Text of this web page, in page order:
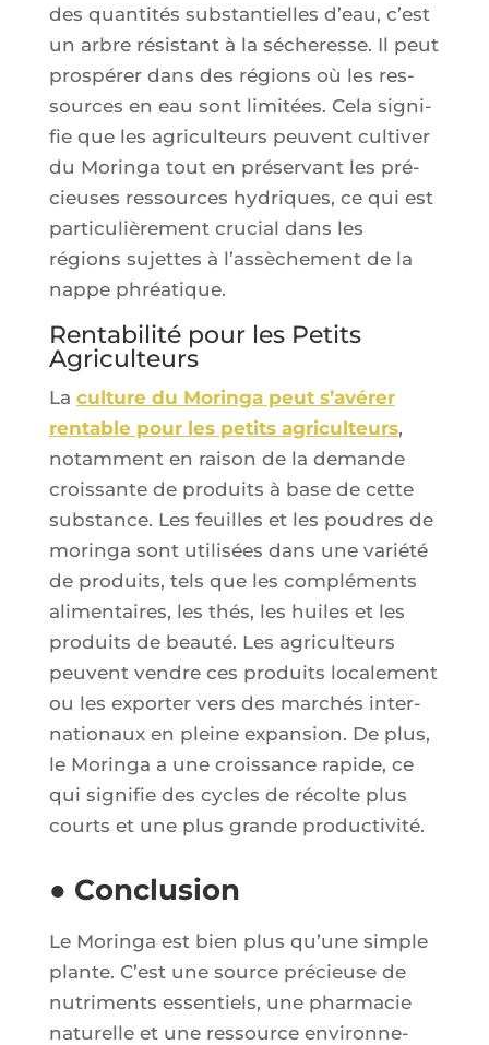
des quan­ti­tés sub­stan­tielles d’eau, c’est
un arbre résis­tant à la séche­resse. Il peut
pros­pé­rer dans des régions où les res­
sources en eau sont limi­tées. Cela signi­
fie que les agri­cul­teurs peuvent culti­ver
du Morin­ga tout en pré­ser­vant les pré­
cieuses res­sources hydriques, ce qui est
par­ti­cu­liè­re­ment cru­cial dans les
régions sujettes à l’assèchement de la
nappe phréatique.
Rentabilité pour les Petits
Agriculteurs
La culture du Morin­ga peut s’a­vé­rer
ren­table pour les petits agri­cul­teurs,
notam­ment en rai­son de la demande
crois­sante de pro­duits à base de cette
sub­stance. Les feuilles et les poudres de
morin­ga sont uti­li­sées dans une varié­té
de pro­duits, tels que les com­plé­ments
ali­men­taires, les thés, les huiles et les
pro­duits de beau­té. Les agri­cul­teurs
peuvent vendre ces pro­duits loca­le­ment
ou les expor­ter vers des mar­chés inter­
na­tio­naux en pleine expan­sion. De plus,
le Morin­ga a une crois­sance rapide, ce
qui signi­fie des cycles de récolte plus
courts et une plus grande productivité.
● Conclusion
Le Morin­ga est bien plus qu’une simple
plante. C’est une source pré­cieuse de
nutri­ments essen­tiels, une phar­ma­cie
natu­relle et une res­source envi­ron­ne­